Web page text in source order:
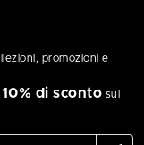
promozioni e
10% di sconto sul